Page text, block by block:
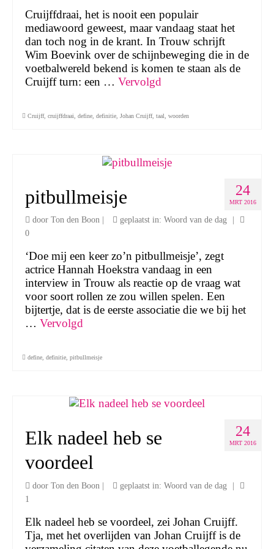
Cruijffdraai, het is nooit een populair
mediawoord geweest, maar vandaag staat het
dan toch nog in de krant. In Trouw schrijft
Wim Boevink over de schijnbeweging die in de
voetbalwereld bekend is komen te staan als de
Cruijff turn: een … Vervolgd
Cruijff, cruijffdraai define definitie Johan Cruijff, taal woorden
24
MRT 2016
pitbullmeisje
door Ton den Boon geplaatst in: Woord van de dag
0
‘Doe mij een keer zo’n pitbullmeisje’, zegt
actrice Hannah Hoekstra vandaag in een
interview in Trouw als reactie op de vraag wat
voor soort rollen ze zou willen spelen. Een
bijtertje, dat is de eerste associatie die we bij het
… Vervolgd
define definitie pitbullmeisje
24
MRT 2016
Elk nadeel heb se
voordeel
door Ton den Boon geplaatst in: Woord van de dag
1
Elk nadeel heb se voordeel, zei Johan Cruijff.
Tja, met het overlijden van Johan Cruijff is de